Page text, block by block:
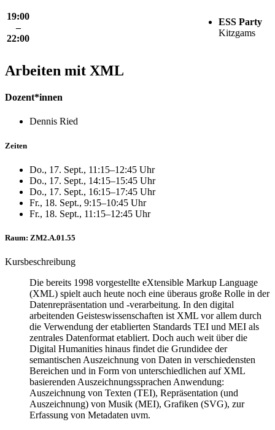
19:00
–
22:00
ESS Party
Kitzgams
Arbeiten mit XML
Dozent*innen
Dennis Ried
Zeiten
Do., 17. Sept., 11:15–12:45 Uhr
Do., 17. Sept., 14:15–15:45 Uhr
Do., 17. Sept., 16:15–17:45 Uhr
Fr., 18. Sept., 9:15–10:45 Uhr
Fr., 18. Sept., 11:15–12:45 Uhr
Raum: ZM2.A.01.55
Kursbeschreibung
Die bereits 1998 vorgestellte eXtensible Markup Language
(XML) spielt auch heute noch eine überaus große Rolle in der
Datenrepräsentation und -verarbeitung. In den digital
arbeitenden Geisteswissenschaften ist XML vor allem durch
die Verwendung der etablierten Standards TEI und MEI als
zentrales Datenformat etabliert. Doch auch weit über die
Digital Humanities hinaus findet die Grundidee der
semantischen Auszeichnung von Daten in verschiedensten
Bereichen und in Form von unterschiedlichen auf XML
basierenden Auszeichnungssprachen Anwendung:
Auszeichnung von Texten (TEI), Repräsentation (und
Auszeichnung) von Musik (MEI), Grafiken (SVG), zur
Erfassung von Metadaten uvm.